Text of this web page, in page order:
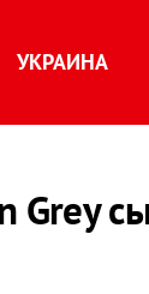
УКРАИНА
Grey